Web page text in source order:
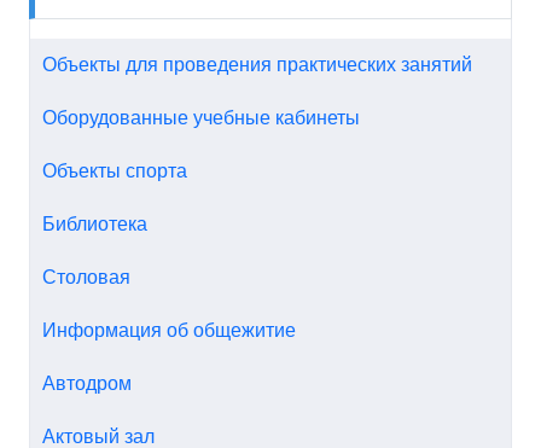
Объекты для проведения практических занятий
Оборудованные учебные кабинеты
Объекты спорта
Библиотека
Столовая
Информация об общежитие
Автодром
Актовый зал